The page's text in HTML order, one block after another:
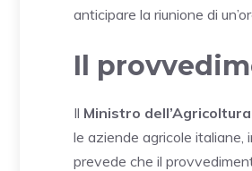
anticipare la riunione di
Il
Il Ministro dell’Agricoltura
le aziende agricole
prevede che il